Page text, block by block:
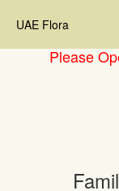
UAE Flora
Please